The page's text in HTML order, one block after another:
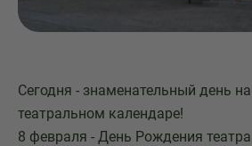
Сегодня - знаменательный день
театральном календаре!
8 февраля - День Рождения